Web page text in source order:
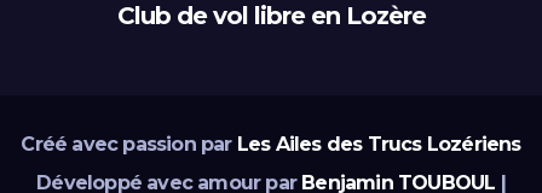
Club de vol libre en Lozère
Créé avec passion par Les Ailes des Trucs Lozériens
Développé avec amour par Benjamin TOUBOUL |